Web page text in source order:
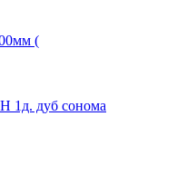
(
1д. дуб сонома